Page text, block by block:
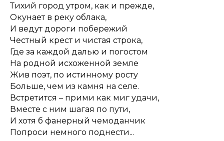
Тихий город утром, как и прежде,
Окунает в реку облака,
И ведут дороги побережий
Честный крест и чистая строка,
Где за каждой далью и погостом
На родной исхоженной земле
Жив поэт, по истинному росту
Больше, чем из камня на селе.
Встретится – прими как миг удачи,
Вместе с ним шагая по пути,
И хотя б фанерный чемоданчик
Попроси немного поднести...